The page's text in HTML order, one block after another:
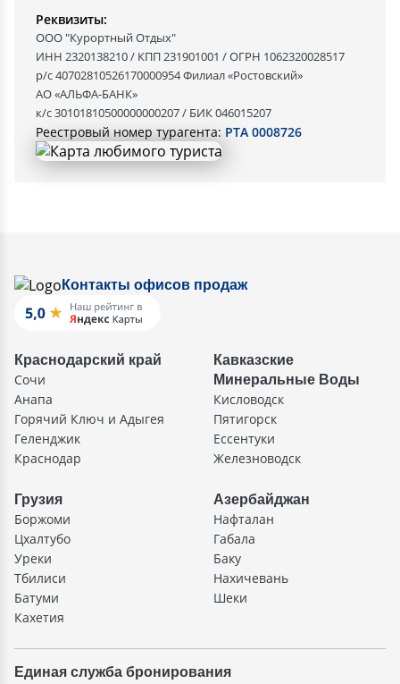
Реквизиты:
ООО "Курортный Отдых"
ИНН 2320138210 / КПП 231901001 / ОГРН 1062320028517
р/с 40702810526170000954 Филиал «Ростовский»
АО «АЛЬФА-БАНК»
к/с 30101810500000000207 / БИК 046015207
Реестровый номер турагента: РТА 0008726
Контакты офисов продаж
Краснодарский край
Сочи
Анапа
Горячий Ключ и Адыгея
Геленджик
Краснодар
Кавказские
Минеральные Воды
Кисловодск
Пятигорск
Ессентуки
Железноводск
Грузия
Боржоми
Цхалтубо
Уреки
Тбилиси
Батуми
Кахетия
Азербайджан
Нафталан
Габала
Баку
Нахичевань
Шеки
Единая служба бронирования